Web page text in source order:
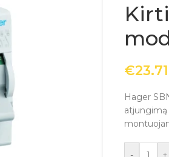
€23.71
Hager
atjungimą